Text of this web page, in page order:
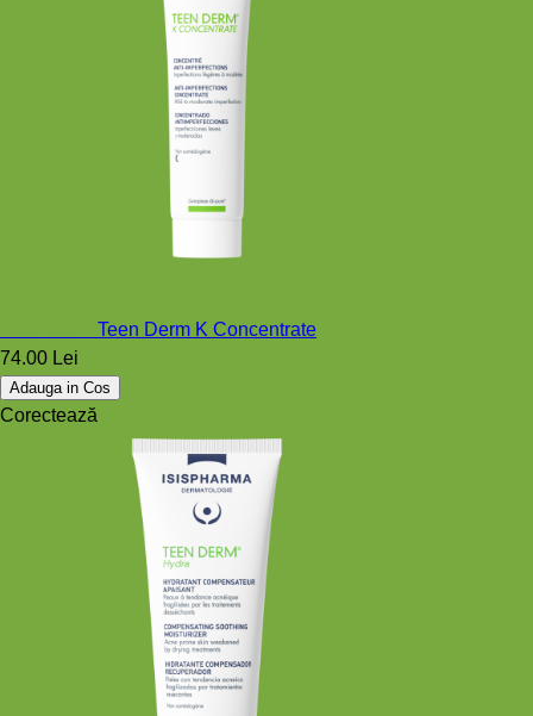
Teen Derm K Concentrate
74.00 Lei
Adauga in Cos
Corectează